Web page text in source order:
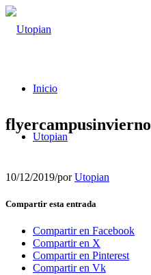
Inicio
Utopian
flyercampusinvierno
10/12/2019/porUtopian
Compartir esta entrada
Compartir en Facebook
Compartir en X
Compartir en Pinterest
Compartir en Vk